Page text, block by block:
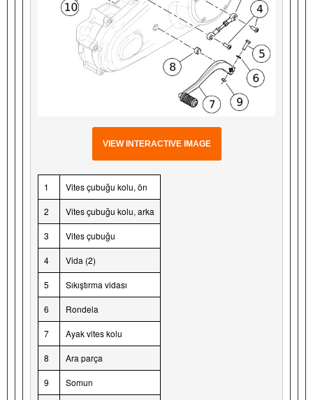
VIEW INTERACTIVE IMAGE
1 Vites çubuğu kolu, ön
2 Vites çubuğu kolu, arka
3 Vites çubuğu
4 Vida (2)
5 Sıkıştırma vidası
6 Rondela
7 Ayak vites kolu
8 Ara parça
9 Somun